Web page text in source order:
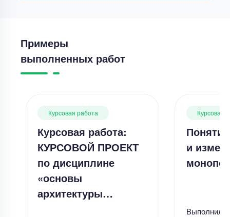
Примеры
выполненных работ
Курсовая работа
Курсовая работа:
КУРСОВОЙ ПРОЕКТ
по дисциплине
«основы
архитектуры…
Курсовая
и
Выполнил